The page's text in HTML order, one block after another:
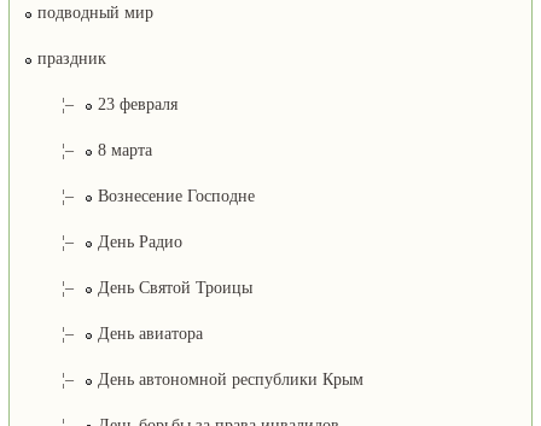
подводный мир
праздник
¦– 23 февраля
¦– 8 марта
¦– Вознесение Господне
¦– День Радио
¦– День Святой Троицы
¦– День авиатора
¦– День автономной республики Крым